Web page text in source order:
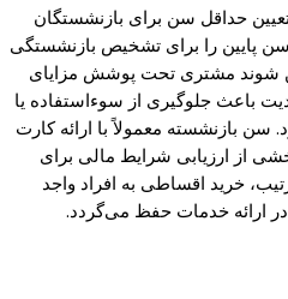
حداقل سن برای بازنشستگان
پایین را برای تشخیص بازنشستگی
شوند مشتری تحت پوشش مزایای
باعث جلوگیری از سوءاستفاده یا
بازنشسته معمولاً با ارائه کارت
از ارزیابی شرایط مالی برای
خرید اقساطی به افراد واجد
ارائه خدمات حفظ می‌گردد.